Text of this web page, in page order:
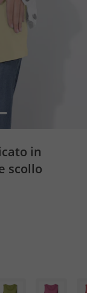
in
scollo